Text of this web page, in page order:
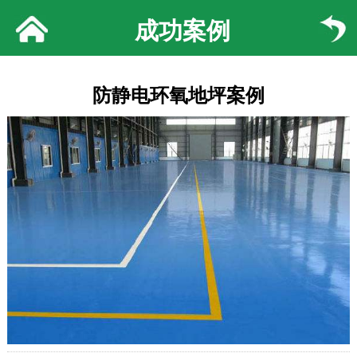
成功案例
防静电环氧地坪案例